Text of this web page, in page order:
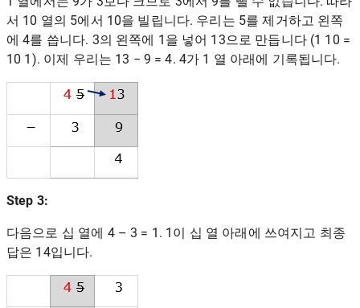
서 10 열의 5에서 10을 빌립니다. 우리는 5를 제거하고 왼쪽
에 4를 씁니다. 3의 왼쪽에 1을 넣어 13으로 만듭니다 (1 10 =
10 1). 이제 우리는 13 − 9 = 4. 4가 1 열 아래에 기록됩니다.
Step 3:
다음으로 십 열에 4 – 3 = 1. 1이 십 열 아래에 쓰여지고 최종
답은 14입니다.